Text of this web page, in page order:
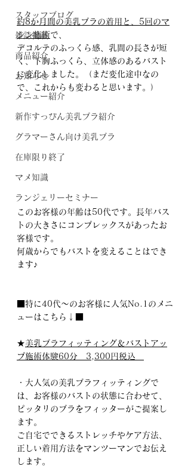
スタッフブログ
雑誌掲載
商品紹介
お知らせ
メニュー紹介
新作すっぴん美乳ブラ紹介
グラマーさん向け美乳ブラ
在庫限り終了
マメ知識
ランジェリーセミナー
約8か月間の美乳ブラの着用と、5回のマ
シン施術で、
デコルテのふっくら感、乳間の長さが短
く、下胸ふっくら、立体感のあるバスト
に変化しました。（まだ変化途中なの
で、これからも変わると思います。）
このお客様の年齢は50代です。長年バス
トの大きさにコンプレックスがあったお
客様です。
何歳からでもバストを変えることはでき
ます♪
■特に40代～のお客様に人気No.1のメニ
ューはこちら↓■
★美乳ブラフィッティング＆バストアッ
プ施術体験60分　3,300円税込
・大人気の美乳ブラフィッティングで
は、お客様のバストの状態に合わせて、
ピッタリのブラをフィッターがご提案し
ます。
ご自宅でできるストレッチやケア方法、
正しい着用方法をマンツーマンでお伝え
します。